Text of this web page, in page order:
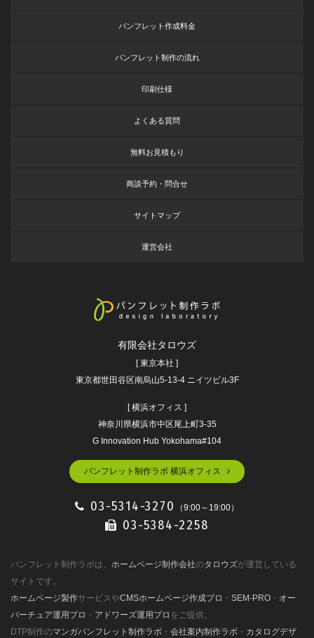
パンフレット作成料金
パンフレット制作の流れ
印刷仕様
よくある質問
無料お見積もり
商談予約・問合せ
サイトマップ
運営会社
有限会社タロウズ
[ 東京本社 ]
東京都世田谷区南烏山5-13-4 ニイツビル3F
[ 横浜オフィス ]
神奈川県横浜市中区尾上町3-35
G Innovation Hub Yokohama#104
パンフレット制作ラボ 横浜オフィス
03-5314-3270 （9:00～19:00）
03-5384-2258
パンフレット制作ラボは、 ホームページ制作会社のタロウズが運営している
サイトです。
ホームページ製作サービスやCMSホームページ作成プロ ・ SEM-PRO ・ オー
バーチュア運用プロ ・ アドワーズ運用プロ をご提供。
DTP制作のマンガパンフレット制作ラボ ・ 会社案内制作ラボ ・ カタログデザ